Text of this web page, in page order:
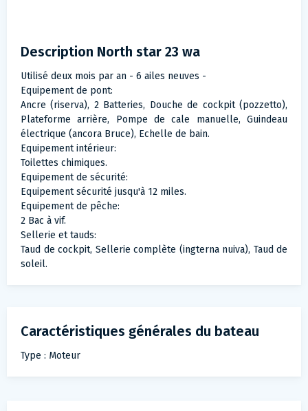
Description North star 23 wa
Utilisé deux mois par an - 6 ailes neuves -
Equipement de pont:
Ancre (riserva), 2 Batteries, Douche de cockpit (pozzetto),
Plateforme arrière, Pompe de cale manuelle, Guindeau
électrique (ancora Bruce), Echelle de bain.
Equipement intérieur:
Toilettes chimiques.
Equipement de sécurité:
Equipement sécurité jusqu'à 12 miles.
Equipement de pêche:
2 Bac à vif.
Sellerie et tauds:
Taud de cockpit, Sellerie complète (ingterna nuiva), Taud de
soleil.
Caractéristiques générales du bateau
Type : Moteur